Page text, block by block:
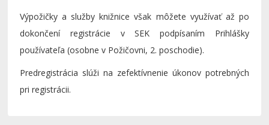
Výpožičky a služby knižnice však môžete využívať až po
dokončení registrácie v SEK podpísaním Prihlášky
používateľa (osobne v Požičovni, 2. poschodie).
Predregistrácia slúži na zefektívnenie úkonov potrebných
pri registrácii.